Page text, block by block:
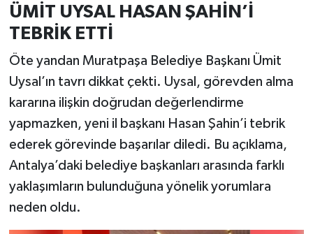
ÜMİT UYSAL HASAN ŞAHİN’İ
TEBRİK ETTİ
Öte yandan Muratpaşa Belediye Başkanı Ümit
Uysal’ın tavrı dikkat çekti. Uysal, görevden alma
kararına ilişkin doğrudan değerlendirme
yapmazken, yeni il başkanı Hasan Şahin’i tebrik
ederek görevinde başarılar diledi. Bu açıklama,
Antalya’daki belediye başkanları arasında farklı
yaklaşımların bulunduğuna yönelik yorumlara
neden oldu.